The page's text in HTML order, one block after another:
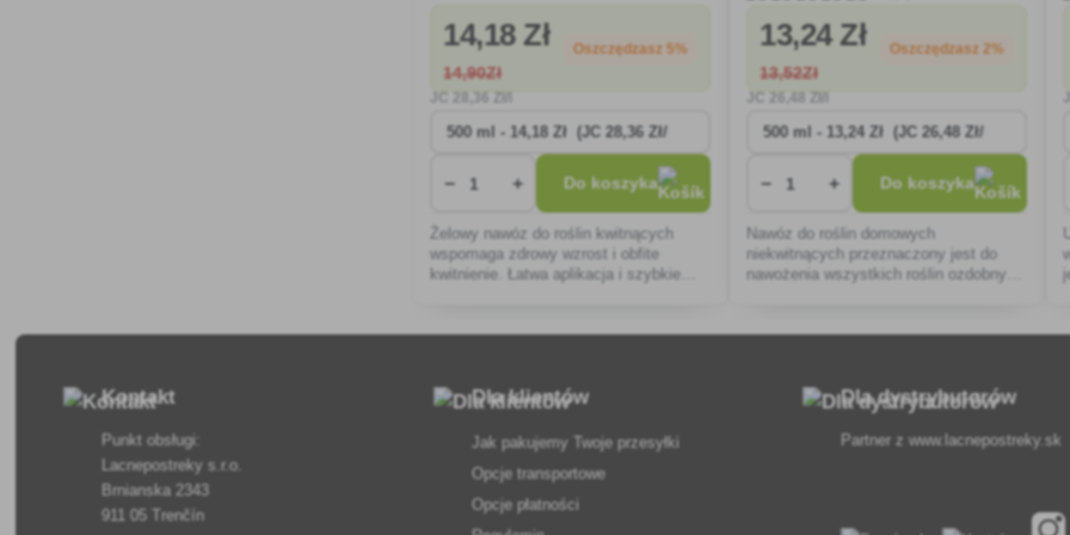
14,18 Zł
14,90Zł
Oszczędzasz 5%
JC 28 ,36 Zł/l
− + Do koszyka
Żelowy nawóz do roślin kwitnących
wspomaga zdrowy wzrost i obfite
kwitnienie. Łatwa aplikacja i szybkie
13,24 Zł
13,52Zł
Oszczędzasz 2%
JC 26 ,48 Zł/l
− + Do koszyka
Nawóz do roślin domowych
niekwitnących przeznaczony jest do
nawożenia wszystkich roślin ozdobnych
Kontakt
Punkt obsługi:
Lacnepostreky s.r.o.
Brnianska 2343
911 05 Trenčín
Dla klientów
Jak pakujemy Twoje przesyłki
Opcje transportowe
Opcje płatności
Dla dystrybutorów
Partner zwww.lacnepostreky.sk